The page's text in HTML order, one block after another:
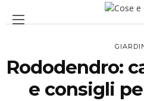
Rododendro:
e consigli